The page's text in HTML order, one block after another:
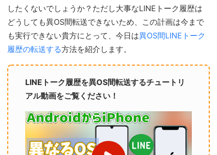
したくないでしょうか？ただし大事なLINEトーク履歴は
どうしても異OS間転送できないため、この計画は今まで
も実行できない貴方にとって、今日は異OS間LINEトーク
履歴の転送する方法を紹介します。
LINEトーク履歴を異OS間転送するチュートリ
アル動画をご覧ください！